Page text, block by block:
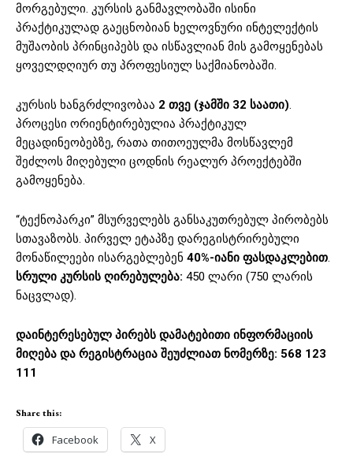
მორგებული. კურსის განმავლობაში ისინი
პრაქტიკულად გაეცნობიან ხელოვნური ინტელექტის
მუშაობის პრინციპებს და ისწავლიან მის გამოყენებას
ყოველდღიურ თუ პროფესიულ საქმიანობაში.
კურსის ხანგრძლივობაა 2 თვე (ჯამში 32 საათი).
პროცესი ორიენტირებულია პრაქტიკულ
მეცადინეობებზე, რათა თითოეულმა მოსწავლემ
შეძლოს მიღებული ცოდნის რეალურ პროექტებში
გამოყენება.
“ტექნოპარკი” მსურველებს განსაკუთრებულ პირობებს
სთავაზობს. პირველ ეტაპზე დარეგისტრირებული
მონაწილეები ისარგებლებენ 40%-იანი ფასდაკლებით.
სრული კურსის ღირებულება: 450 ლარი (750 ლარის
ნაცვლად).
დაინტერესებულ პირებს დამატებითი ინფორმაციის
მიღება და რეგისტრაცია შეუძლიათ ნომერზე: 568 123
111
Share this:
Facebook X